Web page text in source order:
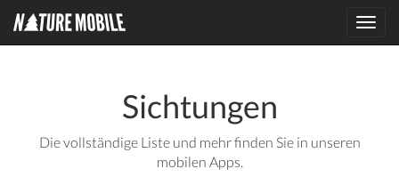
Sichtungen
Die vollständige Liste und mehr finden Sie in unseren
mobilen Apps.